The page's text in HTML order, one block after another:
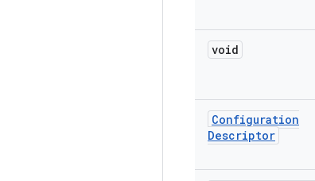
void
Configuration
Descriptor